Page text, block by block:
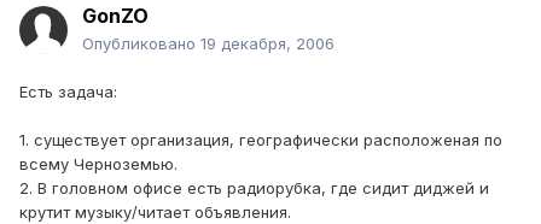
GonZO
Опубликовано 19 декабря, 2006
Есть задача:
1. существует организация, географически расположеная по
всему Черноземью.
2. В головном офисе есть радиорубка, где сидит диджей и
крутит музыку/читает объявления.